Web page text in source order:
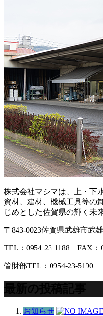
株式会社マシマは、上・下
資材、建材、機械工具等の
じめとした佐賀県の輝く未
〒843-0023佐賀県武雄市武
TEL：0954-23-1188 FAX：
管財部TEL：0954-23-5190
最新の投稿記事
お知らせ